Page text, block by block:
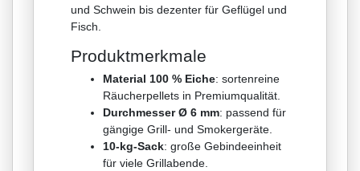
und Schwein bis dezenter für Geflügel und
Fisch.
Produktmerkmale
Material 100 % Eiche: sortenreine
Räucherpellets in Premiumqualität.
Durchmesser Ø 6 mm: passend für
gängige Grill- und Smokergeräte.
10-kg-Sack: große Gebindeeinheit
für viele Grillabende.